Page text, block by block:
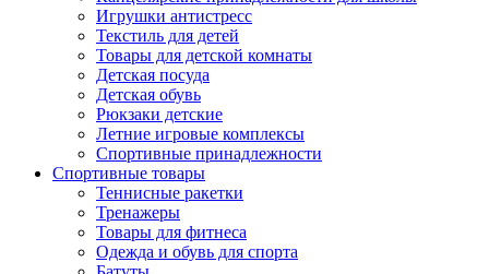
Игрушки антистресс
Текстиль для детей
Товары для детской комнаты
Детская посуда
Детская обувь
Рюкзаки детские
Летние игровые комплексы
Спортивные принадлежности
Спортивные товары
Теннисные ракетки
Тренажеры
Товары для фитнеса
Одежда и обувь для спорта